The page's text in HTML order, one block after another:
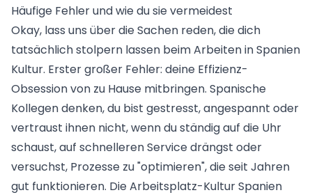
Häufige Fehler und wie du sie vermeidest
Okay, lass uns über die Sachen reden, die dich
tatsächlich stolpern lassen beim Arbeiten in Spanien
Kultur. Erster großer Fehler: deine Effizienz-
Obsession von zu Hause mitbringen. Spanische
Kollegen denken, du bist gestresst, angespannt oder
vertraust ihnen nicht, wenn du ständig auf die Uhr
schaust, auf schnelleren Service drängst oder
versuchst, Prozesse zu "optimieren", die seit Jahren
gut funktionieren. Die Arbeitsplatz-Kultur Spanien